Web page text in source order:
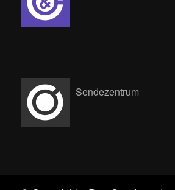
Sendezentrum